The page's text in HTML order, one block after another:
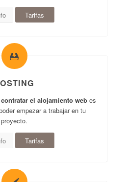
Tarifas
contratar el alojamiento webes
empezar a trabajar en tu
proyecto.
Tarifas